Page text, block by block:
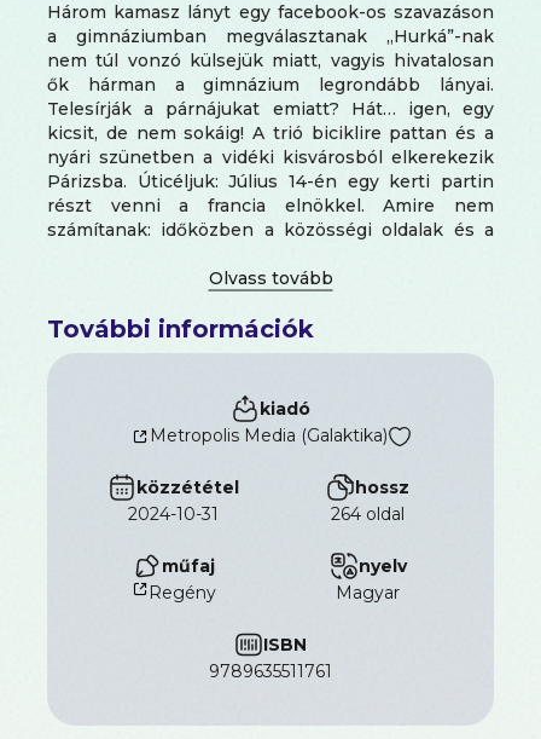
Három kamasz lányt egy facebook-os szavazáson
a gimnáziumban megválasztanak „Hurká”-nak
nem túl vonzó külsejük miatt, vagyis hivatalosan
ők hárman a gimnázium legrondább lányai.
Telesírják a párnájukat emiatt? Hát… igen, egy
kicsit, de nem sokáig! A trió biciklire pattan és a
nyári szünetben a vidéki kisvárosból elkerekezik
Párizsba. Úticéljuk: Július 14-én egy kerti partin
részt venni a francia elnökkel. Amire nem
számítanak: időközben a közösségi oldalak és a
érkeznek meg a fővárosba. És hogy mindezt miből
Pezsgő humorú, szórakoztató könyv, amely még
betekintést is ad Franciaország ínyenc
gasztronómiájába és turisztikai látványosságaiba.
A lányok rátalálnak a hírnévre, a barátságra és a
boldogságra, és útközben természetesen jókat
lakomáznak. A három barátnő története abszolút
bestseller lett Franciaországban, és számos díjat
nyert, köztük a rangos Prix Sorcières-t a legjobb
tinédzser könyvért.
További információk
kiadó
Metropolis Media (Galaktika)
közzététel
2024-10-31
hossz
264 oldal
műfaj
Regény
nyelv
magyar
ISBN
9789635511761